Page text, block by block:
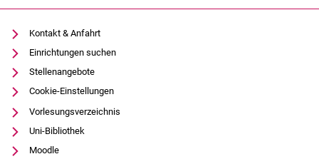
Kontakt & Anfahrt
Einrichtungen suchen
Stellenangebote
Cookie-Einstellungen
Vorlesungsverzeichnis
Uni-Bibliothek
Moodle